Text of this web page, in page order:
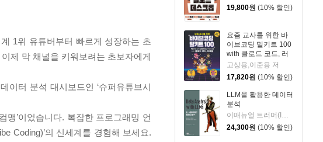
19,800원 (10% 할인)
요즘 교사를 위한 바
이브코딩 밀키트 100
with 클로드 코드, 러
버블
고상용,이준용 저
17,820원 (10% 할인)
LLM을 활용한 데이터
분석
이매뉴얼 트러머(Immanuel Trummer) 저/옥경석 역
24,300원 (10% 할인)
1위 유튜버부터 빠르게 성장하는 초
제 막 채널을 키워보려는 초보자에게
이터 분석 대시보드인 ‘슈퍼유튜브시
맹’이었습니다. 복잡한 프로그래밍 언
Coding)’의 신세계를 경험해 보세요.